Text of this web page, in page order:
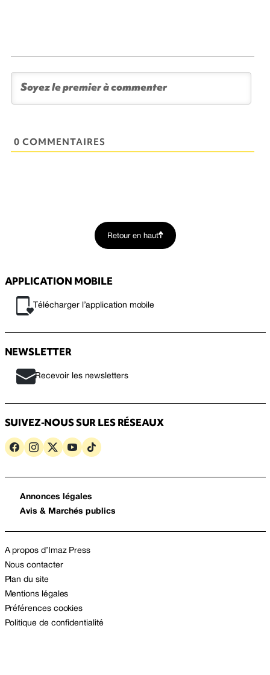
0 COMMENTAIRES
Retour en haut
APPLICATION MOBILE
Télécharger l’application mobile
NEWSLETTER
Recevoir les newsletters
SUIVEZ-NOUS SUR LES RÉSEAUX
Annonces légales
Avis & Marchés publics
A propos d’Imaz Press
Nous contacter
Plan du site
Mentions légales
Préférences cookies
Politique de confidentialité